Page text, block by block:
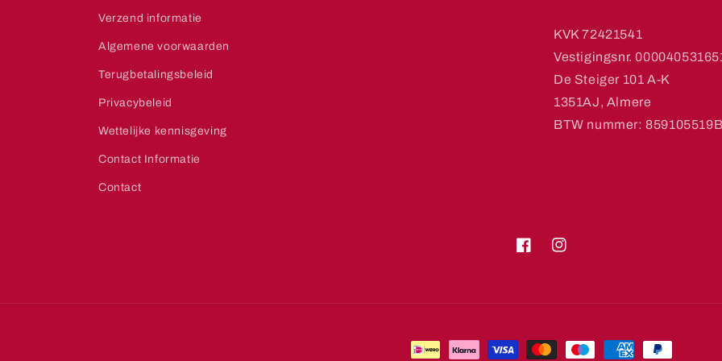
Verzend informatie
Algemene voorwaarden
Terugbetalingsbeleid
Privacybeleid
Wettelijke kennisgeving
Contact Informatie
Contact
KVK 72421541
Vestigingsnr.
De Steiger 101 A-K
1351AJ, Almere
BTW nummer:
FacebookInstagram
Betaalmethoden